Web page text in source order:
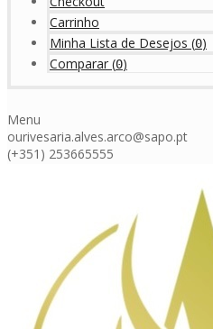
Carrinho
Minha Lista de Desejos (0)
Comparar (0)
Menu
ourivesaria.alves.arco@sapo.pt
(+351) 253665555